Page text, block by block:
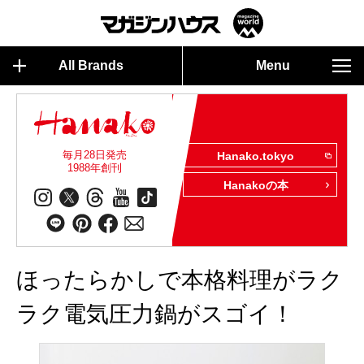
All Brands Menu
毎月28日発売
1988年創刊
Hanako.tokyo
Hanakoの本
ほったらかしで本格料理がラク
ラク電気圧力鍋がスゴイ！